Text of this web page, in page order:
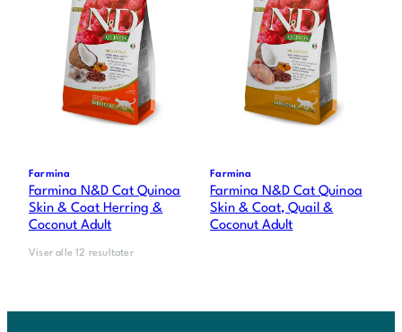
Farmina
Farmina N&D Cat Quinoa
Skin & Coat Herring &
Coconut Adult
Farmina
Farmina N&D Cat Quinoa
Skin & Coat, Quail &
Coconut Adult
Viser alle 12 resultater